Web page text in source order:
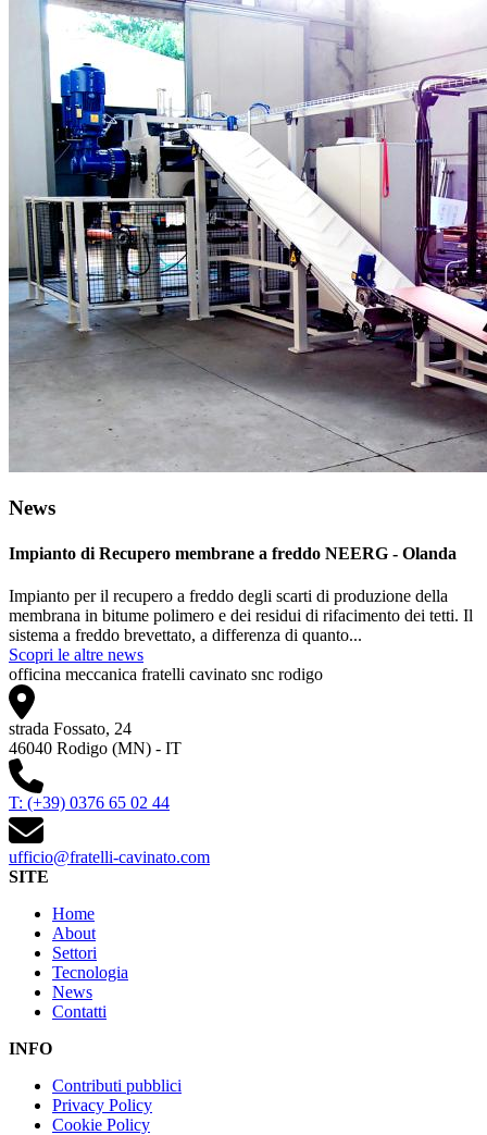
News
Impianto di Recupero membrane a freddo NEERG - Olanda
Impianto per il recupero a freddo degli scarti di produzione della
membrana in bitume polimero e dei residui di rifacimento dei tetti. Il
sistema a freddo brevettato, a differenza di quanto...
Scopri le altre news
officina meccanica fratelli cavinato snc rodigo
strada Fossato, 24
46040 Rodigo (MN) - IT
T: (+39) 0376 65 02 44
ufficio@fratelli-cavinato.com
SITE
Home
About
Settori
Tecnologia
News
Contatti
INFO
Contributi pubblici
Privacy Policy
Cookie Policy